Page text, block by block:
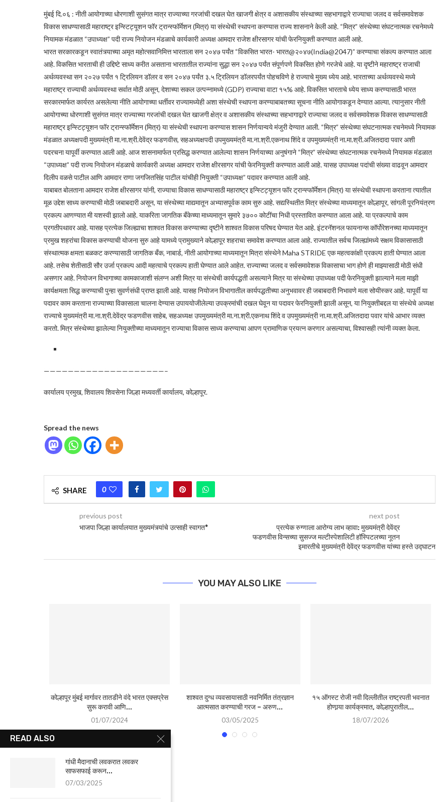
मुंबई दि.०६ : नीती आयोगाच्या धोरणाशी सुसंगत मात्र राज्याच्या गरजांची दखल घेत खाजगी क्षेत्र व अशासकीय संस्थाच्या सहभागाद्वारे राज्याचा जलद व सर्वसमावेशक
विकास साधण्यासाठी महाराष्ट्र इन्स्टिट्यूशन फॉर ट्रान्स्फॉर्मेशन (मित्र) या संस्थेची स्थापना करण्यास राज्य शासनाने केली आहे. “मित्र” संस्थेच्या संघटनात्मक रचनेमध्ये
नियामक मंडळात “उपाध्यक्ष” पदी राज्य नियोजन मंडळाचे कार्यकारी अध्यक्ष आमदार राजेश क्षीरसागर यांची फेरनियुक्ती करण्यात आली आहे.
भारत सरकारकडून स्वातंत्र्याच्या अमृत महोत्सवानिमित्त भारताला सन २०४७ पर्यंत “विकसित भारत- भारत@२०४७(India@2047)” करण्याचा संकल्प करण्यात आला
आहे. विकसित भारताची ही उद्दिष्टे साध्य करीत असताना भारतातील राज्यांना सुद्धा सन २०४७ पर्यंत संपूर्णपणे विकसित होणे गरजेचे आहे. या दृष्टीने महाराष्ट्र राजाची
अर्थव्यवस्था सन २०२७ पर्यंत १ ट्रिलियन डॉलर व सन २०४७ पर्यंत ३.५ ट्रिलियन डॉलरपर्यंत पोहचविणे हे राज्याचे मुख्य ध्येय आहे. भारताच्या अर्थव्यवस्थे मध्ये
महाराष्ट्र राज्याची अर्थव्यवस्था सर्वात मोठी असून, देशाच्या सकल उत्पन्नामध्ये (GDP) राज्याचा वाटा १५% आहे. विकसित भारताचे ध्येय साध्य करण्यासाठी भारत
सरकारमार्फत कार्यरत असलेल्या नीति आयोगाच्या धर्तीवर राज्यामध्येही अशा संस्थेची स्थापना करण्याबाबतच्या सूचना नीति आयोगाकडून देण्यात आल्या. त्यानुसार नीती
आयोगाच्या धोरणाशी सुसंगत मात्र राज्याच्या गरजांची दखल घेत खाजगी क्षेत्र व अशासकीय संस्थाच्या सहभागाद्वारे राज्याचा जलद व सर्वसमावेशक विकास साधण्यासाठी
महाराष्ट्र इन्स्टिट्यूशन फॉर ट्रान्स्फॉर्मेशन (मित्र) या संस्थेची स्थापना करण्यास शासन निर्णयान्वये मंजुरी देण्यात आली. “मित्र” संस्थेच्या संघटनात्मक रचनेमध्ये नियामक
मंडळात अध्यक्षपदी मुख्यमंत्री मा.ना.श्री.देवेंद्र फडणवीस, सहअध्यक्षपदी उपमुख्यमंत्री मा.ना.श्री.एकनाथ शिंदे व उपमुख्यमंत्री ना.मा.श्री.अजितदादा पवार अशी
पदरचना यापूर्वी करण्यात आली आहे. आज शासनामार्फत प्रसिद्ध करण्यात आलेल्या शासन निर्णयाच्या अनुषंगाने “मित्र” संस्थेच्या संघटनात्मक रचनेमध्ये नियामक मंडळात
“उपाध्यक्ष” पदी राज्य नियोजन मंडळाचे कार्यकारी अध्यक्ष आमदार राजेश क्षीरसागर यांची फेरनियुक्ती करण्यात आली आहे. यासह उपाध्यक्ष पदांची संख्या वाढवून आमदार
दिलीप वळसे पाटील आणि आमदार राणा जगजितसिंह पाटील यांचीही नियुक्ती “उपाध्यक्ष” पदावर करण्यात आली आहे.
याबाबत बोलताना आमदार राजेश क्षीरसागर यांनी, राज्याचा विकास साधण्यासाठी महाराष्ट्र इन्स्टिट्यूशन फॉर ट्रान्स्फॉर्मेशन (मित्र) या संस्थेची स्थापना करताना त्यातील
मूळ उद्देश साध्य करण्याची मोठी जबाबदारी असून, या संस्थेच्या माद्यमातून अभ्यासपूर्वक काम सुरु आहे. सद्यस्थितीत मित्र संस्थेच्या माध्यमातून कोल्हापूर, सांगली पूरनियंत्रण
प्रकल्प आणण्यात मी यशस्वी झालो आहे. याकरिता जागतिक बँकेच्या माध्यमातून सुमारे ३७०० कोटींचा निधी प्रस्तावित करण्यात आला आहे. या प्रकल्पाचे काम
प्रगतीपथावर आहे. यासह प्रत्येक जिल्ह्याचा शाश्वत विकास करण्याच्या दृष्टीने शाश्वत विकास परिषद घेण्यात येत आहे. इंटरनॅशनल फायनान्स कॉर्पोरेशनच्या माध्यमातून
प्रमुख शहरांचा विकास करण्याची योजना सुरु आहे यामध्ये प्रामुख्याने कोल्हापूर शहराचा समावेश करण्यात आला आहे. राज्यातील सर्वच जिल्ह्यांमध्ये सक्षम विकासासाठी
संस्थात्मक क्षमता बळकट करण्यासाठी जागतिक बँक, नाबार्ड, नीती आयोगाच्या माध्यमातून मित्रा संस्थेने Maha STRIDE एक महत्वकांक्षी प्रकल्प हाती घेण्यात आला
आहे. तसेच शेतीसाठी सौर उर्जा प्रकल्प आदी महत्वाचे प्रकल्प हाती घेण्यात आले आहेत. राज्याच्या जलद व सर्वसमावेशक विकासाचा भाग होणे ही माझ्यासाठी मोठी संधी
असणार आहे. नियोजन विभागाच्या कामकाजाशी संलग्न अशी मित्र या संस्थेची कार्यपद्धती असल्याने मित्र या संस्थेच्या उपाध्यक्ष पदी फेरनियुक्ती झाल्याने मला माझी
कार्यक्षमता सिद्ध करण्याची पुन्हा सुवर्णसंधी प्राप्त झाली आहे. यासह नियोजन विभागातील कार्यपद्धतीच्या अनुभवावर ही जबाबदारी निभावणे मला सोयीस्कर आहे. यापूर्वी या
पदावर काम करताना राज्याच्या विकासाला चालना देण्यास उपाययोजीलेल्या उपक्रमांची दखल घेवून या पदावर फेरनियुक्ती झाली असून, या नियुक्तीबद्दल या संस्थेचे अध्यक्ष
राज्याचे मुख्यमंत्री मा.ना.श्री.देवेंद्र फडणवीस साहेब, सहअध्यक्ष उपमुख्यमंत्री मा.ना.श्री.एकनाथ शिंदे व उपमुख्यमंत्री ना.मा.श्री.अजितदादा पवार यांचे आभार व्यक्त
करतो. मित्र संस्थेच्या झालेल्या नियुक्तीच्या माध्यमातून राज्याचा विकास साध्य करण्याचा आपण प्रामाणिक प्रयत्न करणार असल्याचा, विश्वासही त्यांनी व्यक्त केला.
————————————————————–
कार्यालय प्रमुख, शिवालय शिवसेना जिल्हा मध्यवर्ती कार्यालय, कोल्हापूर.
Spread the news
SHARE 0
previous post
भाजपा जिल्हा कार्यालयात मुख्यमंत्र्यांचे उत्साही स्वागत*
next post
प्रत्येक रुग्णाला आरोग्य लाभ व्हावा: मुख्यमंत्री देवेंद्र
फडणवीस विन्सच्या सुसज्ज मल्टीस्पेशालिटी हॉस्पिटलच्या नूतन
इमारतीचे मुख्यमंत्री देवेंद्र फडणवीस यांच्या हस्ते उद्घाटन
YOU MAY ALSO LIKE
कोल्हापूर मुंबई मार्गावर तातडीने वंदे भारत एक्सप्रेस
सुरू करावी आणि...
01/07/2024
शाश्वत दुग्ध व्यवसायासाठी नवनिर्मित तंत्रज्ञान
आत्मसात करण्याची गरज – अरुण...
03/05/2025
१५ ऑगस्ट रोजी नवी दिल्लीतील राष्ट्रपती भवनात
होणार्‍या कार्यक्रमात, कोल्हापुरातील...
18/07/2026
READ ALSO
गांधी मैदानाची लवकरात लवकर
साफसफाई करून...
07/03/2025